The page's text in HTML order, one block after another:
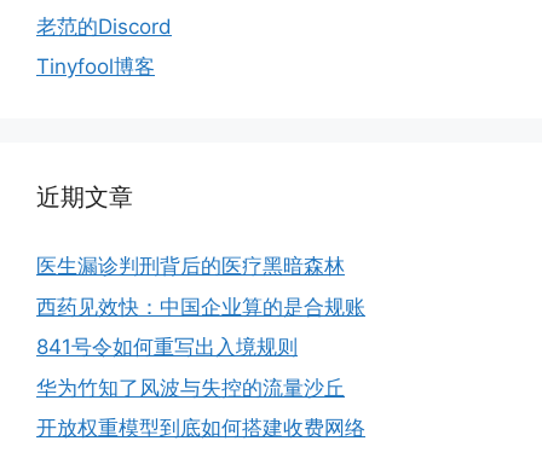
老范的Discord
Tinyfool博客
近期文章
医生漏诊判刑背后的医疗黑暗森林
西药见效快：中国企业算的是合规账
841号令如何重写出入境规则
华为竹知了风波与失控的流量沙丘
开放权重模型到底如何搭建收费网络